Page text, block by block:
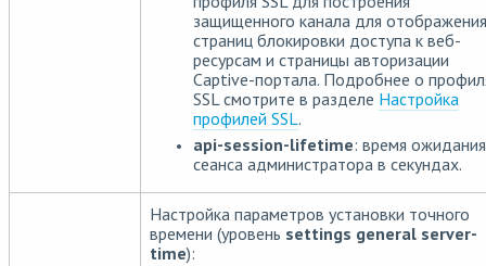
защищенного канала для отображения
страниц блокировки доступа к веб-
ресурсам и страницы авторизации
Captive-портала. Подробнее о
SSL смотрите в разделе Настройка
профилей SSL.
api-session-lifetime: время ожидания
сеанса администратора в секундах.
Настройка параметров установки точного
времени (уровень settings general server-
time):